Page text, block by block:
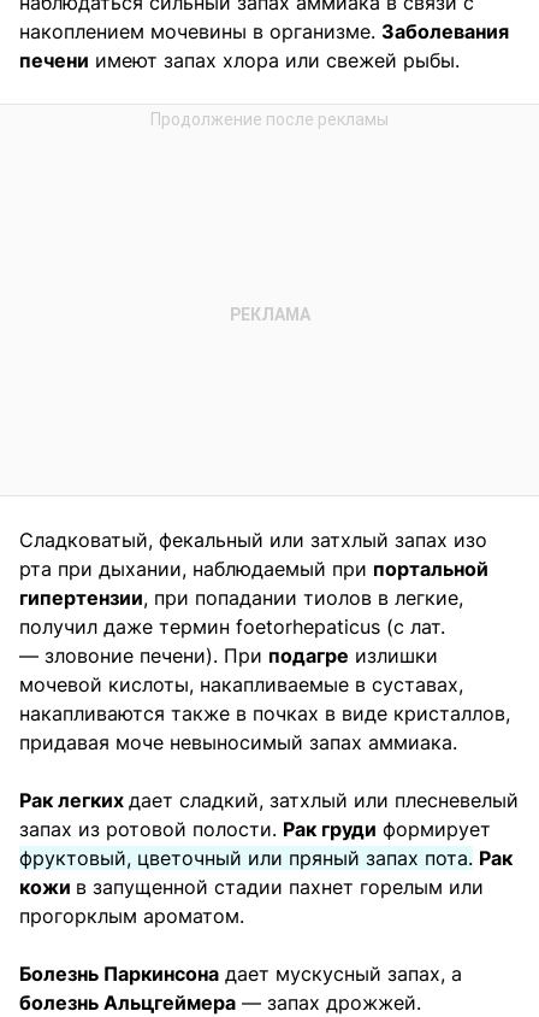
накоплением мочевины в организме. Заболевания
печени имеют запах хлора или свежей рыбы.
Сладковатый, фекальный или затхлый запах изо
рта при дыхании, наблюдаемый при портальной
гипертензии, при попадании тиолов в легкие,
получил даже термин foetorhepaticus (с лат.
— зловоние печени). При подагре излишки
мочевой кислоты, накапливаемые в суставах,
накапливаются также в почках в виде кристаллов,
придавая моче невыносимый запах аммиака.
Рак легких дает сладкий, затхлый или плесневелый
запах из ротовой полости. Рак груди формирует
фруктовый, цветочный или пряный запах пота. Рак
кожи в запущенной стадии пахнет горелым или
прогорклым ароматом.
Болезнь Паркинсона дает мускусный запах, а
болезнь Альцгеймера — запах дрожжей.